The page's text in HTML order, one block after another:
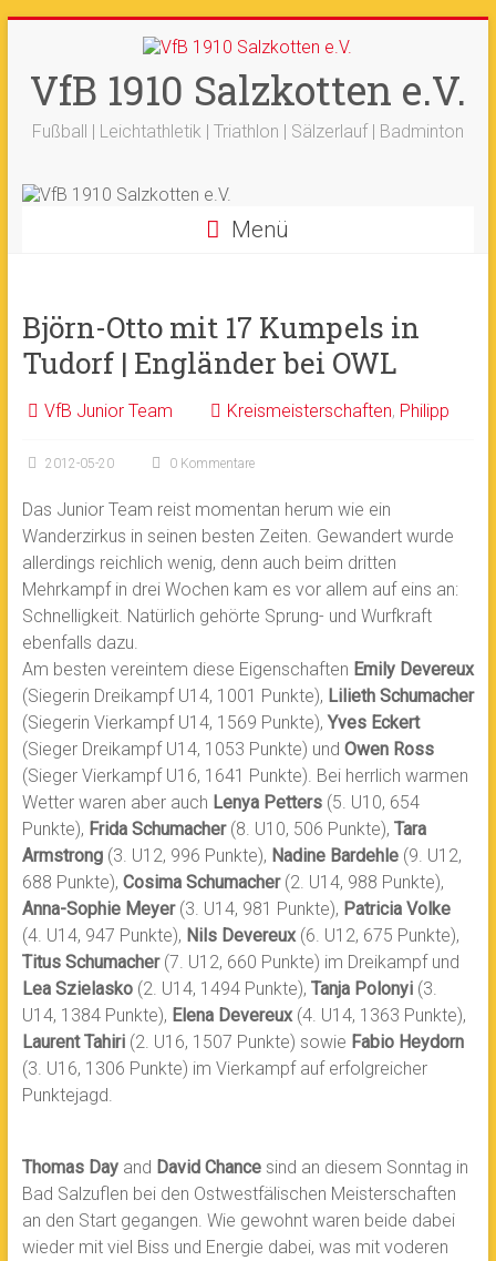
springen
VfB 1910 Salzkotten e.V.
Fußball | Leichtathletik | Triathlon | Sälzerlauf | Badminton
Menü
Björn-Otto mit 17 Kumpels in
Tudorf | Engländer bei OWL
VfB Junior Team Kreismeisterschaften, Philipp
2012-05-20 0 Kommentare
Das Junior Team reist momentan herum wie ein
Wanderzirkus in seinen besten Zeiten. Gewandert wurde
allerdings reichlich wenig, denn auch beim dritten
Mehrkampf in drei Wochen kam es vor allem auf eins an:
Schnelligkeit. Natürlich gehörte Sprung- und Wurfkraft
ebenfalls dazu.
Am besten vereintem diese Eigenschaften Emily Devereux
(Siegerin Dreikampf U14, 1001 Punkte), Lilieth Schumacher
(Siegerin Vierkampf U14, 1569 Punkte),Yves Eckert
(Sieger Dreikampf U14, 1053 Punkte) und Owen Ross
(Sieger Vierkampf U16, 1641 Punkte). Bei herrlich warmen
Wetter waren aber auch Lenya Petters(5. U10, 654
Punkte), Frida Schumacher(8. U10, 506 Punkte), Tara
Armstrong(3. U12, 996 Punkte), Nadine Bardehle(9. U12,
688 Punkte), Cosima Schumacher(2. U14, 988 Punkte),
Anna-Sophie Meyer(3. U14, 981 Punkte), Patricia Volke
(4. U14, 947 Punkte), Nils Devereux(6. U12, 675 Punkte),
Titus Schumacher(7. U12, 660 Punkte) im Dreikampf und
Lea Szielasko(2. U14, 1494 Punkte), Tanja Polonyi(3.
U14, 1384 Punkte), Elena Devereux(4. U14, 1363 Punkte),
Laurent Tahiri(2. U16, 1507 Punkte) sowie Fabio Heydorn
(3. U16, 1306 Punkte) im Vierkampf auf erfolgreicher
Punktejagd.
Thomas Dayand David Chancesind an diesem Sonntag in
Bad Salzuflen bei den Ostwestfälischen Meisterschaften
an den Start gegangen. Wie gewohnt waren beide dabei
wieder mit viel Biss und Energie dabei, was mit voderen
+++ 21-03. -33. Sälzerlauf+++
Ergebnisse +++ Beitrag vom saelzer.tv
ist online
+++ Fotos sind online+++
+++ 18.-19.04. -Werfertage +++
Ok!